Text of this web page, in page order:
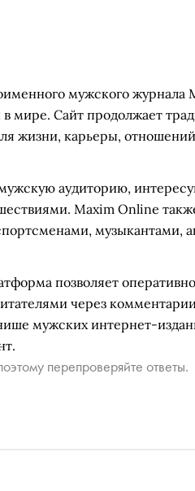
мужского журнала
мире. Сайт продолжает
жизни, карьеры,
аудиторию,
Maxim Online
музыкантами,
позволяет
через
мужских интернет-
перепроверяйте ответы.